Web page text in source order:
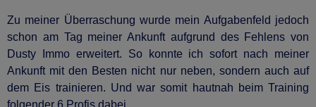
Zu meiner Überraschung wurde mein Aufgabenfeld jedoch
schon am Tag meiner Ankunft aufgrund des Fehlens von
Dusty Immo erweitert. So konnte ich sofort nach meiner
Ankunft mit den Besten nicht nur neben, sondern auch auf
dem Eis trainieren. Und war somit hautnah beim Training